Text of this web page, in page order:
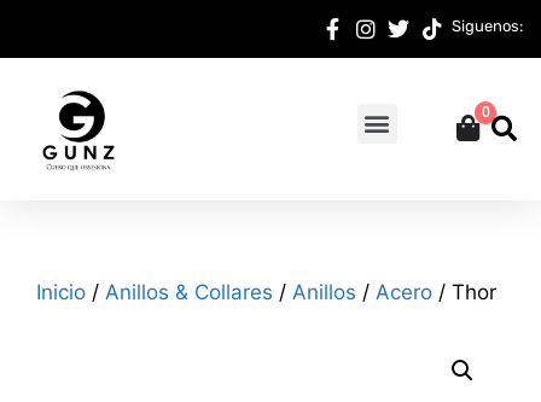
Siguenos:
0
Inicio / Anillos & Collares / Anillos / Acero / Thor